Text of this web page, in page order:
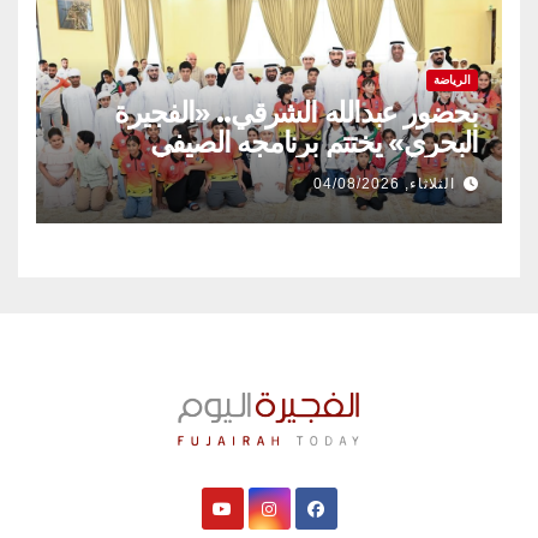
الرياضة
بحضور عبدالله الشرقي.. «الفجيرة
البحري» يختتم برنامجه الصيفي
الثلاثاء, 04/08/2026